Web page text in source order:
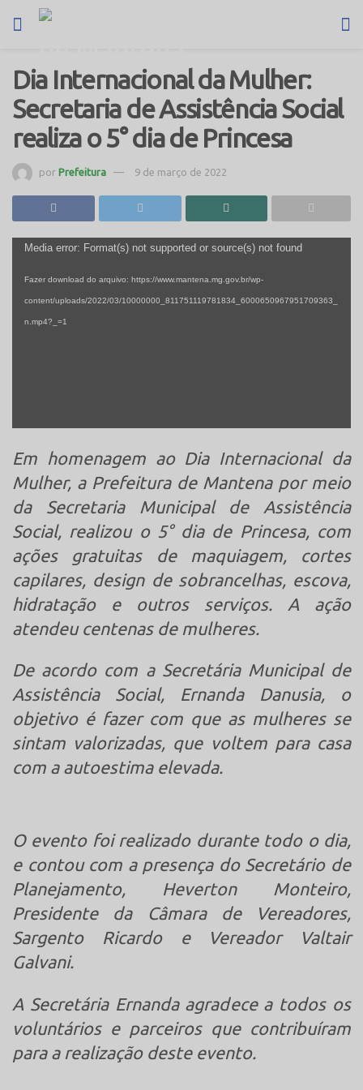
Dia Internacional da Mulher:
Secretaria de Assistência Social
realiza o 5° dia de Princesa
por Prefeitura 9 de março de 2022
Tocador
Media error: Format(s) not supported or source(s) not found
Fazer download do arquivo: https://www.mantena.mg.gov.br/wp-
content/uploads/2022/03/10000000_811751119781834_6000650967951709363_
n.mp4?_=1
Em homenagem ao Dia Internacional da
Mulher, a Prefeitura de Mantena por meio
da Secretaria Municipal de Assistência
Social, realizou o 5° dia de Princesa, com
ações gratuitas de maquiagem, cortes
capilares, design de sobrancelhas, escova,
hidratação e outros serviços. A ação
atendeu centenas de mulheres.
De acordo com a Secretária Municipal de
Assistência Social, Ernanda Danusia, o
objetivo é fazer com que as mulheres se
sintam valorizadas, que voltem para casa
com a autoestima elevada.
O evento foi realizado durante todo o dia,
e contou com a presença do Secretário de
Planejamento, Heverton Monteiro,
Presidente da Câmara de Vereadores,
Sargento Ricardo e Vereador Valtair
Galvani.
A Secretária Ernanda agradece a todos os
voluntários e parceiros que contribuíram
para a realização deste evento.